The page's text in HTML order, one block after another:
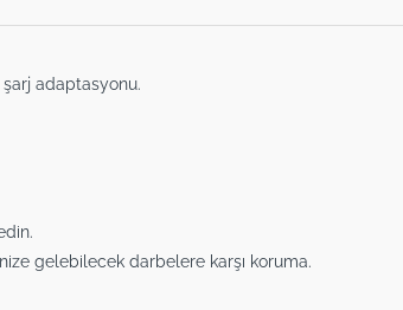
şarj adaptasyonu.
gelebilecek darbelere karşı koruma.